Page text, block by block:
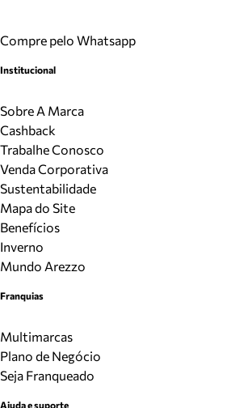
Compre pelo Whatsapp
Institucional
Sobre A Marca
Cashback
Trabalhe Conosco
Venda Corporativa
Sustentabilidade
Mapa do Site
Benefícios
Inverno
Mundo Arezzo
Franquias
Multimarcas
Plano de Negócio
Seja Franqueado
Ajuda e suporte